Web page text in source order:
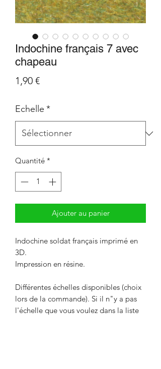
Indochine français 7 avec
chapeau
1,90 €Prix
Echelle *
Quantité *
Ajouter au panier
Indochine soldat français imprimé en
3D.
Impression en résine.
Différentes échelles disponibles (choix
lors de la commande). Si il n"y a pas
l'échelle que vous voulez dans la liste